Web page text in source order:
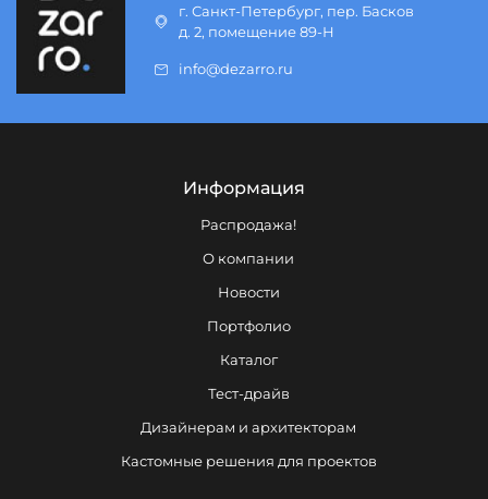
Информация
Распродажа!
О компании
Новости
Портфолио
Каталог
Тест-драйв
Дизайнерам и архитекторам
Кастомные решения для проектов
г. Санкт-Петербург, пер. Басков
д. 2, помещение 89-Н
info@dezarro.ru